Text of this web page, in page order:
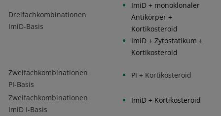
Dreifachkombinationen
ImiD-Basis
ImiD + monoklonaler
Antikörper +
Kortikosteroid
ImiD + Zytostatikum +
Kortikosteroid
Zweifachkombinationen
PI-Basis
PI + Kortikosteroid
Zweifachkombinationen
ImiD I-Basis
ImiD + Kortikosteroid